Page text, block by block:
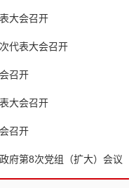
大会召开
代表大会召开
召开
大会召开
召开
府第8次党组（扩大）会议